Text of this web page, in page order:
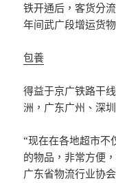
铁开通后，客货分
年间武广段增运货
包養
得益于京广铁路干
洲，广东广州、深
“现在在各地超市不
的物品，非常方便
广东省物流行业协